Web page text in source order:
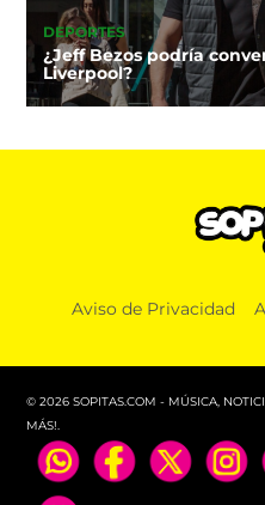
DEPORTES
¿Jeff Bezos podría
Liverpool?
Aviso de Privacidad
© 2026 SOPITAS.COM - MÚSICA,
MÁS!.